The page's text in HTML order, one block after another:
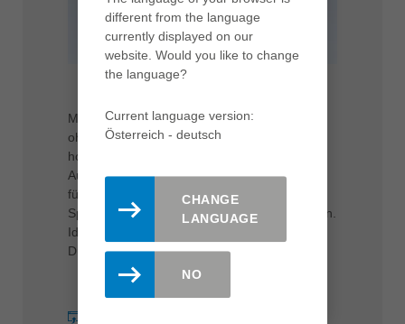
Maximale Leistung bei tiefen Bohrungen –
ohne Zwischenentleerung und mit extrem
hohen Vorschüben. Die HW-Massiv-
Ausführung mit Marathon-Beschichtung sorgt
für lange Standzeiten, während große
Spanräume perfekte Späneabfuhr garantieren.
Ideal für präzise Verbindungs- und
Dübelbohrungen in Holz und Schichthölzern.
different from the language
currently displayed on our
website. Would you like to change
the language?
Current language version:
Österreich - deutsch
CHANGE
LANGUAGE
NO